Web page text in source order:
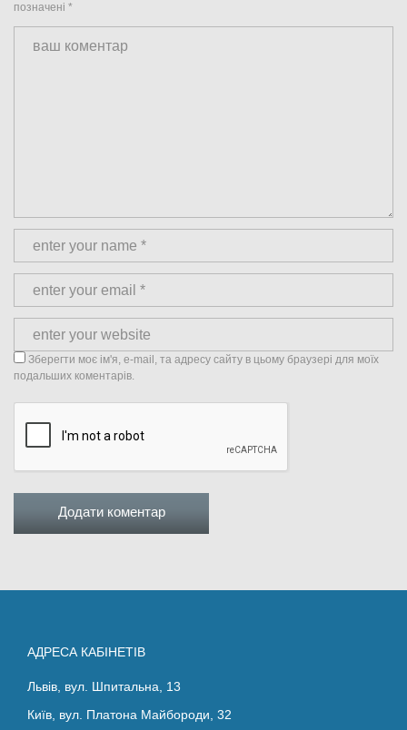
позначені *
Зберегти моє ім'я, e-mail, та адресу сайту в цьому браузері для моїх
подальших коментарів.
АДРЕСА КАБІНЕТІВ
Львів, вул. Шпитальна, 13
Київ, вул. Платона Майбороди, 32